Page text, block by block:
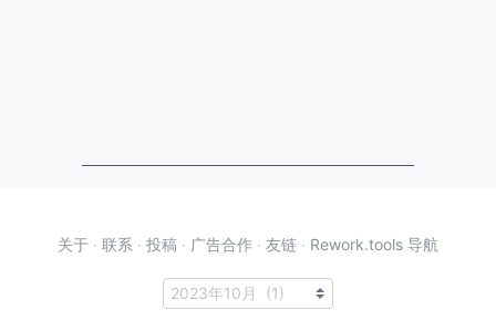
关于 · 联系 · 投稿 · 广告合作 · 友链 · Rework.tools 导航